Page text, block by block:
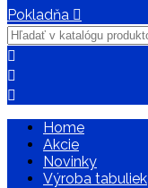
Pokladňa 



Home
Akcie
Novinky
Výroba tabuliek